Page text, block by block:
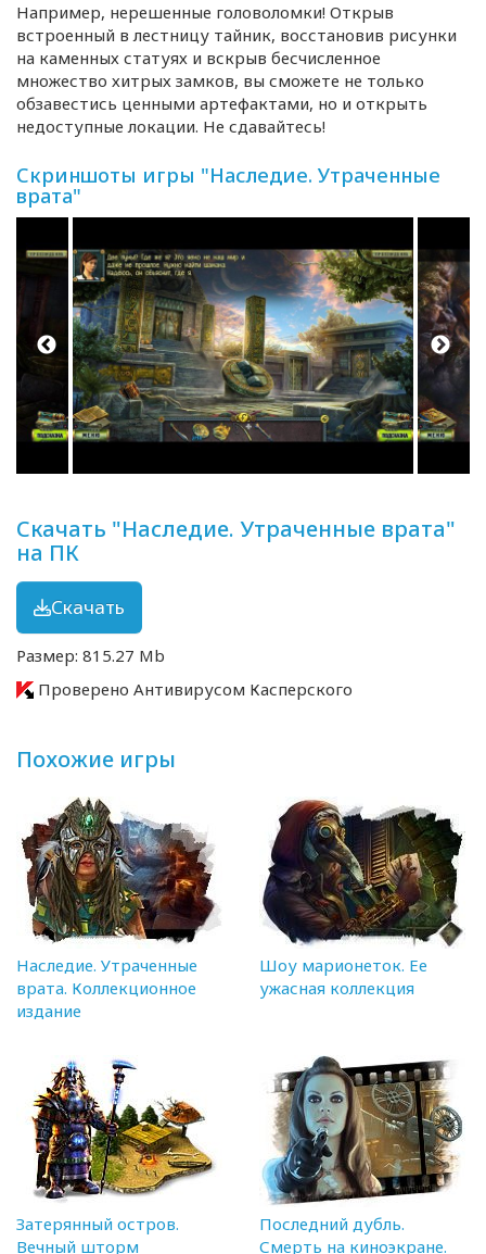
Например, нерешенные головоломки! Открыв
встроенный в лестницу тайник, восстановив рисунки
на каменных статуях и вскрыв бесчисленное
множество хитрых замков, вы сможете не только
обзавестись ценными артефактами, но и открыть
недоступные локации. Не сдавайтесь!
Скриншоты игры "Наследие. Утраченные
врата"
Скачать "Наследие. Утраченные врата"
на ПК
Скачать
Размер: 815.27 Mb
Проверено Антивирусом Касперского
Похожие игры
Наследие. Утраченные
врата. Коллекционное
издание
Шоу марионеток. Ее
ужасная коллекция
Затерянный остров.
Вечный шторм
Последний дубль.
Смерть на киноэкране.